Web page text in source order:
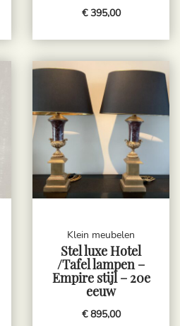
€ 395,00
Klein meubelen
Stel luxe Hotel
/Tafel lampen –
Empire stijl – 20e
eeuw
€ 895,00